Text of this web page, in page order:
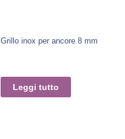
Grillo inox per ancore 8 mm
Leggi tutto